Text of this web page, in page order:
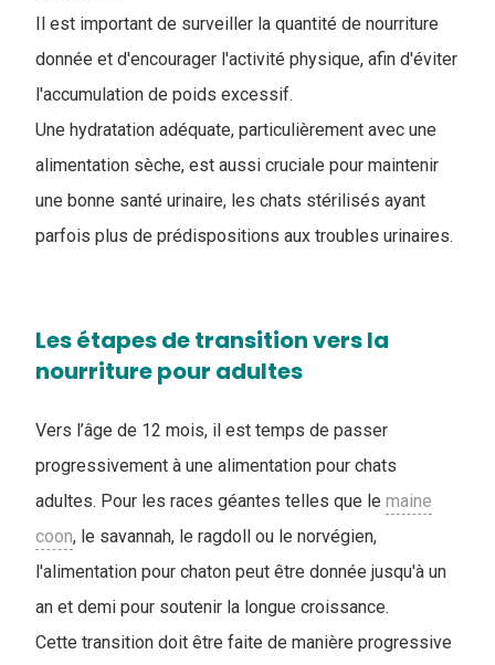
Il est important de surveiller la quantité de nourriture
donnée et d'encourager l'activité physique, afin d'éviter
l'accumulation de poids excessif.
Une hydratation adéquate, particulièrement avec une
alimentation sèche, est aussi cruciale pour maintenir
une bonne santé urinaire, les chats stérilisés ayant
parfois plus de prédispositions aux troubles urinaires.
Les étapes de transition vers la
nourriture pour adultes
Vers l’âge de 12 mois, il est temps de passer
progressivement à une alimentation pour chats
adultes. Pour les races géantes telles que le maine
coon, le savannah, le ragdoll ou le norvégien,
l'alimentation pour chaton peut être donnée jusqu'à un
an et demi pour soutenir la longue croissance.
Cette transition doit être faite de manière progressive